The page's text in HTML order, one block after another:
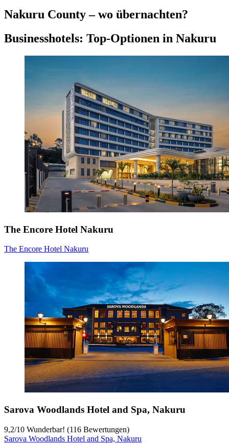
Nakuru County – wo übernachten?
Businesshotels: Top-Optionen in Nakuru
The Encore Hotel Nakuru
The Encore Hotel Nakuru
Sarova Woodlands Hotel and Spa, Nakuru
9,2/10 Wunderbar! (116 Bewertungen)
Sarova Woodlands Hotel and Spa, Nakuru